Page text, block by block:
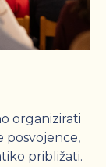
organizirati
posvojence,
približati.